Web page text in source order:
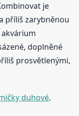
je
příliš zarybněnou
doplněné
prosvětlenými,
duhové.